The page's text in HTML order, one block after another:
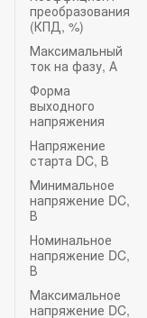
преобразования
(КПД, %)
Максимальный
ток на фазу, А
Форма
выходного
напряжения
Напряжение
старта DC, В
Минимальное
напряжение DC,
В
Номинальное
напряжение DC,
В
Максимальное
напряжение DC,